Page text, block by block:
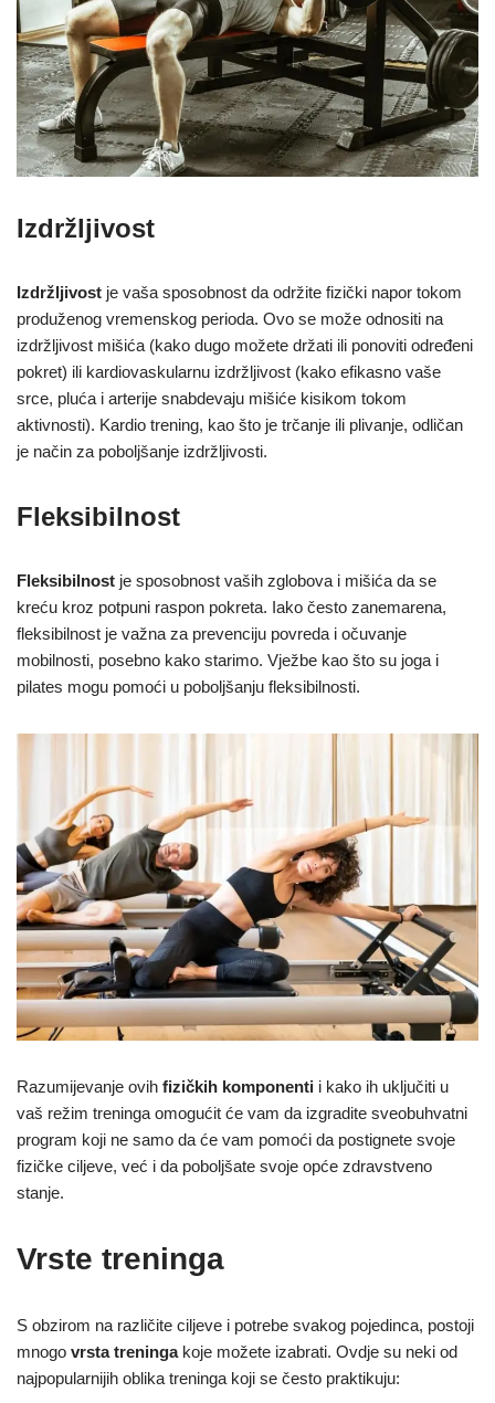
Izdržljivost
Izdržljivost je vaša sposobnost da održite fizički napor tokom
produženog vremenskog perioda. Ovo se može odnositi na
izdržljivost mišića (kako dugo možete držati ili ponoviti određeni
pokret) ili kardiovaskularnu izdržljivost (kako efikasno vaše
srce, pluća i arterije snabdevaju mišiće kisikom tokom
aktivnosti). Kardio trening, kao što je trčanje ili plivanje, odličan
je način za poboljšanje izdržljivosti.
Fleksibilnost
Fleksibilnost je sposobnost vaših zglobova i mišića da se
kreću kroz potpuni raspon pokreta. Iako često zanemarena,
fleksibilnost je važna za prevenciju povreda i očuvanje
mobilnosti, posebno kako starimo. Vježbe kao što su joga i
pilates mogu pomoći u poboljšanju fleksibilnosti.
Razumijevanje ovih fizičkih komponenti i kako ih uključiti u
vaš režim treninga omogućit će vam da izgradite sveobuhvatni
program koji ne samo da će vam pomoći da postignete svoje
fizičke ciljeve, već i da poboljšate svoje opće zdravstveno
stanje.
Vrste treninga
S obzirom na različite ciljeve i potrebe svakog pojedinca, postoji
mnogo vrsta treningakoje možete izabrati. Ovdje su neki od
najpopularnijih oblika treninga koji se često praktikuju: